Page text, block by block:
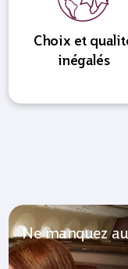
Choix et
inégalés
Ne manquez